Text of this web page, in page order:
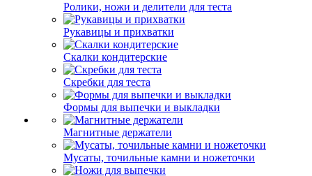
Ролики, ножи и делители для теста
Рукавицы и прихватки
Скалки кондитерские
Скребки для теста
Формы для выпечки и выкладки
Магнитные держатели
Мусаты, точильные камни и ножеточки